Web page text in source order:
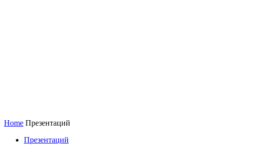
Home Презентаций
Презентаций